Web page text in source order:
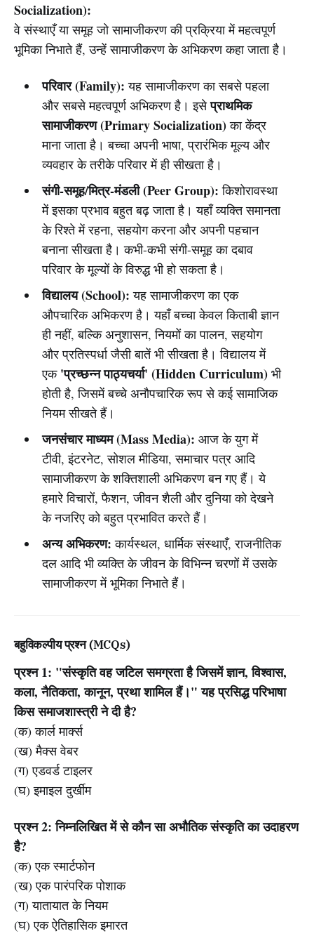
Socialization):
वे संस्थाएँ या समूह जो सामाजीकरण की प्रक्रिया में महत्वपूर्ण
भूमिका निभाते हैं, उन्हें सामाजीकरण के अभिकरण कहा जाता है।
परिवार (Family): यह सामाजीकरण का सबसे पहला
और सबसे महत्वपूर्ण अभिकरण है। इसेप्राथमिक
सामाजीकरण (Primary Socialization)का केंद्र
माना जाता है। बच्चा अपनी भाषा, प्रारंभिक मूल्य और
व्यवहार के तरीके परिवार में ही सीखता है।
संगी-समूह/मित्र-मंडली (Peer Group): किशोरावस्था
में इसका प्रभाव बहुत बढ़ जाता है। यहाँ व्यक्ति समानता
के रिश्ते में रहना, सहयोग करना और अपनी पहचान
बनाना सीखता है। कभी-कभी संगी-समूह का दबाव
परिवार के मूल्यों के विरुद्ध भी हो सकता है।
विद्यालय (School): यह सामाजीकरण का एक
औपचारिक अभिकरण है। यहाँ बच्चा केवल किताबी ज्ञान
ही नहीं, बल्कि अनुशासन, नियमों का पालन, सहयोग
और प्रतिस्पर्धा जैसी बातें भी सीखता है। विद्यालय में
एक 'प्रच्छन्न पाठ्यचर्या' (Hidden Curriculum)भी
होती है, जिसमें बच्चे अनौपचारिक रूप से कई सामाजिक
नियम सीखते हैं।
जनसंचार माध्यम (Mass Media): आज के युग में
टीवी, इंटरनेट, सोशल मीडिया, समाचार पत्र आदि
सामाजीकरण के शक्तिशाली अभिकरण बन गए हैं। ये
हमारे विचारों, फैशन, जीवन शैली और दुनिया को देखने
के नजरिए को बहुत प्रभावित करते हैं।
अन्य अभिकरण: कार्यस्थल, धार्मिक संस्थाएँ, राजनीतिक
दल आदि भी व्यक्ति के जीवन के विभिन्न चरणों में उसके
सामाजीकरण में भूमिका निभाते हैं।
बहुविकल्पीय प्रश्न (MCQs)
प्रश्न 1: "संस्कृति वह जटिल समग्रता है जिसमें ज्ञान, विश्वास,
कला, नैतिकता, कानून, प्रथा शामिल हैं।" यह प्रसिद्ध परिभाषा
किस समाजशास्त्री ने दी है?
(क) कार्ल मार्क्स
(ख) मैक्स वेबर
(ग) एडवर्ड टाइलर
(घ) इमाइल दुर्खीम
प्रश्न 2: निम्नलिखित में से कौन सा अभौतिक संस्कृति का उदाहरण
है?
(क) एक स्मार्टफोन
(ख) एक पारंपरिक पोशाक
(ग) यातायात के नियम
(घ) एक ऐतिहासिक इमारत